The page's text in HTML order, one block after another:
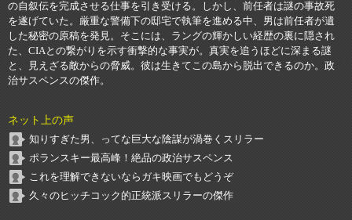
の自叙伝を完成させる仕事を引き受ける。しかし、前任者は謎の事故死
を遂げていた。厳重な警備下の邸宅で執筆を進める中、男は前任者が遺
した秘密の原稿を発見。そこには、ラングの輝かしい経歴の裏に隠され
た、CIAとの繋がりを示す衝撃的な事実が。真実を追うほどに深まる謎
と、見えざる敵からの脅威。彼は生きてこの島から脱出できるのか。政
治サスペンスの傑作。
ネット上の声
知りすぎた男、ってな巨大な陰謀が渦巻くスリラー
ポランスキー最高峰！絶品の政治サスペンス
これを理解できないならガキ映画でもどうぞ
久々のヒッチコック的正統派スリラーの傑作